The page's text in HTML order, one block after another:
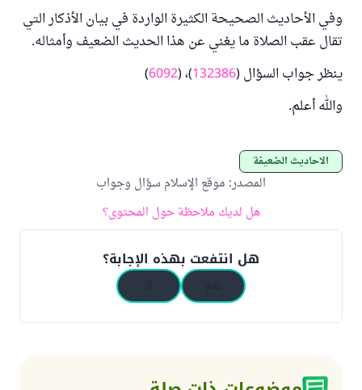
وفي الأحاديث الصحيحة الكثيرة الواردة في بيان الأذكار التي
تقال عقب الصلاة ما يغني عن هذا الحديث الضعيف وأمثاله.
ينظر جواب السؤال (132386)، (6092
)
والله أعلم.
الأحاديث الضعيفة
المصدر: موقع الإسلام سؤال وجواب
هل لديك ملاحظة حول المحتوى؟
هل انتفعت بهذه الإجابة؟